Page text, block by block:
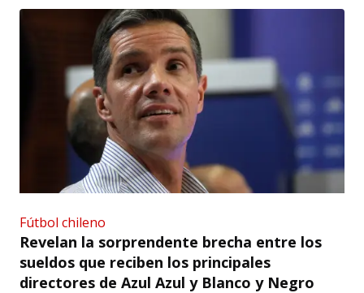
Fútbol chileno
Revelan la sorprendente brecha entre los
sueldos que reciben los principales
directores de Azul Azul y Blanco y Negro